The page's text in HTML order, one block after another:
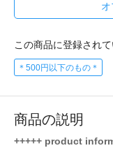
この商品に登録され
＊500円以下のもの＊
商品の説明
+++++ product